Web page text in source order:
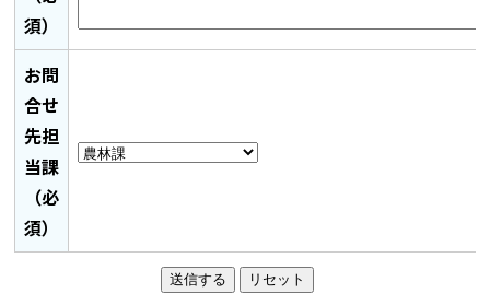
須）
お問
合せ
先担
当課
（必
須）